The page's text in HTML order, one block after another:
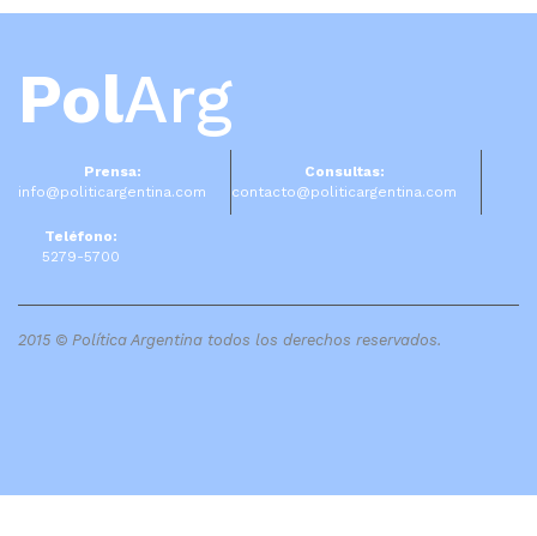
PolArg
Prensa:
info@politicargentina.com
Consultas:
contacto@politicargentina.com
Teléfono:
5279-5700
2015 © Política Argentina todos los derechos reservados.